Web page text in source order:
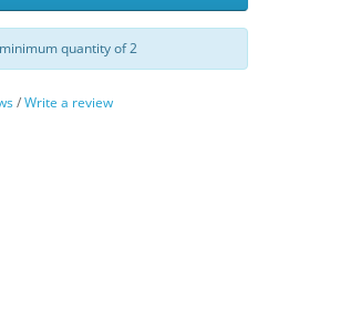
quantity of 2
/Write a review